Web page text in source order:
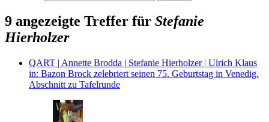
9 angezeigte Treffer für Stefanie
Hierholzer
QART | Annette Brodda | Stefanie Hierholzer | Ulrich Klaus
in: Bazon Brock zelebriert seinen 75. Geburtstag in Venedig.
Abschnitt zu Tafelrunde